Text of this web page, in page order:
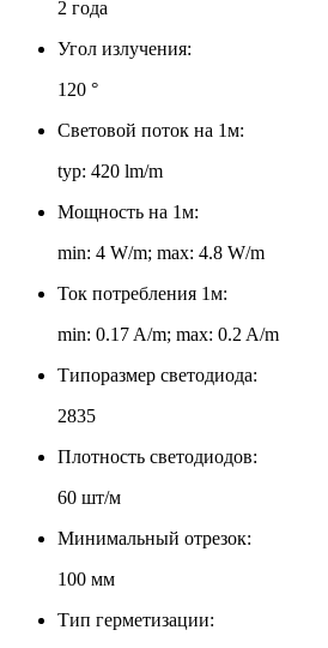
2 года
Угол излучения:
120 °
Световой поток на 1м:
typ: 420 lm/m
Мощность на 1м:
min: 4 W/m; max: 4.8 W/m
Ток потребления 1м:
min: 0.17 A/m; max: 0.2 A/m
Типоразмер светодиода:
2835
Плотность светодиодов:
60 шт/м
Минимальный отрезок:
100 мм
Тип герметизации: